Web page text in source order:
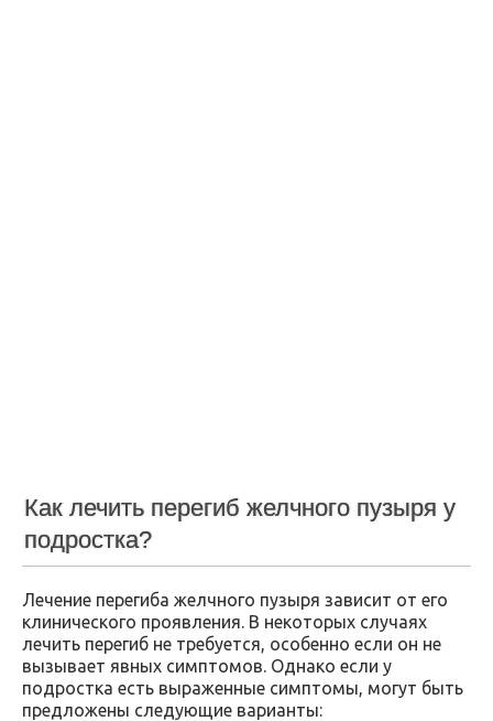
Как лечить перегиб желчного пузыря у
подростка?
Лечение перегиба желчного пузыря зависит от его
клинического проявления. В некоторых случаях
лечить перегиб не требуется, особенно если он не
вызывает явных симптомов. Однако если у
подростка есть выраженные симптомы, могут быть
предложены следующие варианты: